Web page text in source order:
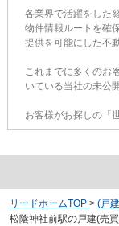
各業界で活躍をした
物件情報ルートを確
提供を可能にした不
これまでに多くのお
いている当社の未公
お客様がお探しの「
リードホームTOP > (戸
松陰神社前駅の戸建(売